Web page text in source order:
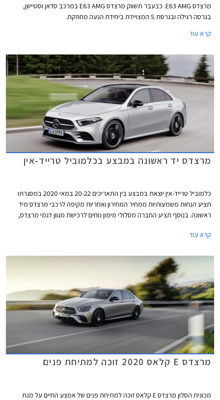
מרצדס E63 AMG. כבעבר תשווק מרצדס E63 AMG במרכב סדאן וסטיישן,
בגרסה רגילה ובגרסת S המצויידת ביחידת הנעה מחוזקת.
קרא עוד
מרצדס יד ראשונה במבצע בכלמוביל טרייד-אין
כלמוביל טרייד-אין יוצאת במבצע בין התאריכים 20-22 במאי 2020 במסגרתו
תציע הנחות משמעותיות ממחיר המחירון ואחריות מקיפה לרכבי מרצדס מיד
ראשונה. בנוסף תציע החברה מסלולי מימון נוחים לרכישת מגוון דגמי מרצדס,
קרא עוד
מרצדס E קלאס 2020 זוכה למתיחת פנים
מכונית הסלון מרצדס E קלאס זוכה למתיחת פנים של אמצע החיים על מנת